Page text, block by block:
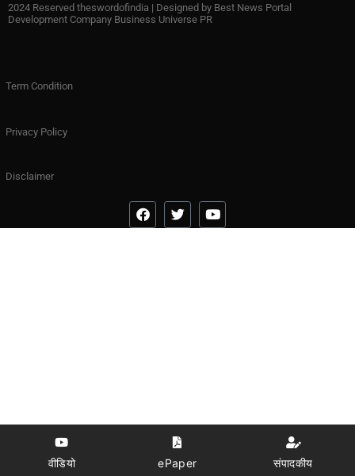
2024 Reserved theswordofindia | Designed by Best News Portal
Development Company Business Universe PR
Term Condition
Privacy Policy
Disclaimer
वीडियो ePaper संपादकीय